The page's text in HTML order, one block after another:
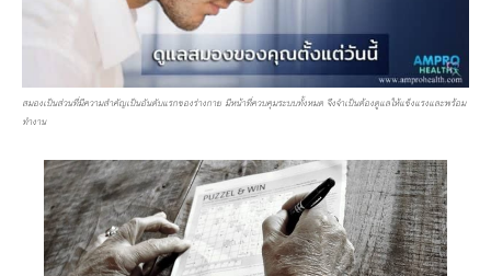
สมองเป็นส่วนที่มีความสำคัญเป็นอันดับแรกของร่างกาย มีหน้าที่ควบคุมระบบทั้งหมด จึงจำเป็นต้องดูแลให้แข็งแรงและพร้อม
ทำงาน